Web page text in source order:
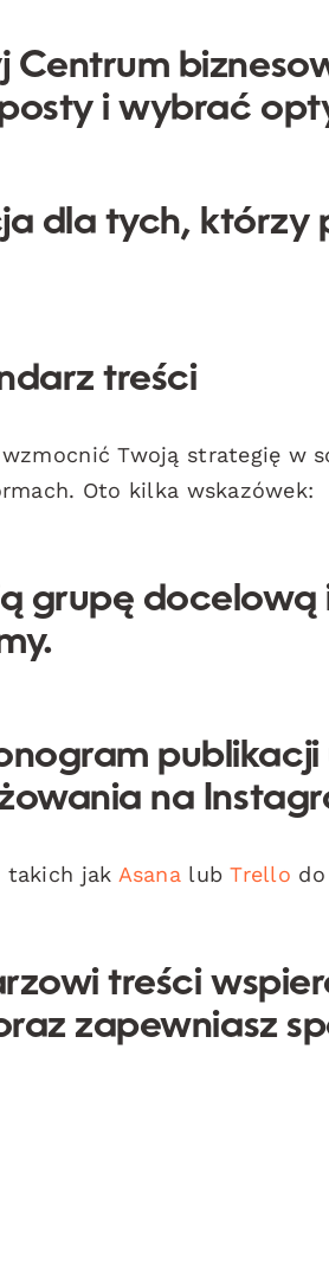
Centrum
i wybrać
dla tych, którzy
treści
Twoją strategię w
Oto kilka wskazówek:
grupę
na
takich jak Asana lubTrello
treści
zapewniasz